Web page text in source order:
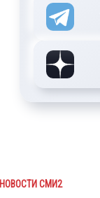
НОВОСТИ СМИ2